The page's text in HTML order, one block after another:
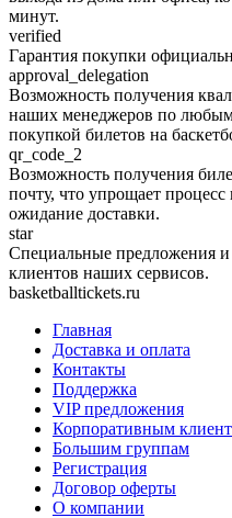
минут.
verified
Гарантия покупки
approval_delegation
Возможность получения
наших менеджеров по
покупкой билетов на
qr_code_2
Возможность получения
почту, что упрощает
ожидание доставки.
star
Специальные предложения
клиентов наших сервисов.
basketballtickets.ru
Главная
Доставка и оплата
Контакты
Поддержка
VIP предложения
Корпоративным
Большим группам
Регистрация
Договор оферты
О компании